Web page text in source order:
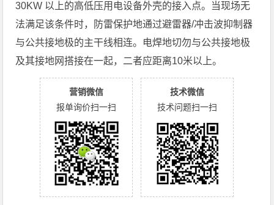
30KW 以上的高低压用电设备外壳的接入点。当现场无
法满足该条件时，防雷保护地通过避雷器/冲击波抑制器
与公共接地极的主干线相连。电焊地切勿与公共接地极
及其接地网搭接在一起，二者应距离10米以上。
营销微信
报单询价扫一扫
技术微信
技术问题扫一扫